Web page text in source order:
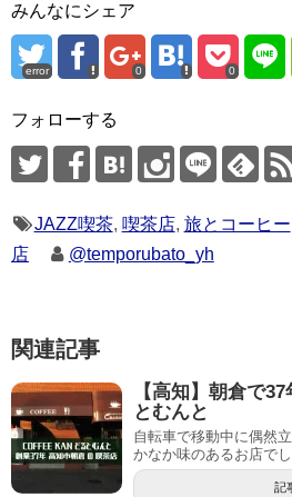
みんなにシェア
error 0 0
フォローする
JAZZ喫茶, 喫茶店, 旅とコーヒー
店
@temporubato_yh
関連記事
【高知】朝倉で
とむんと
自転車で移動中に偶然
かなか味のあるお店でし
記